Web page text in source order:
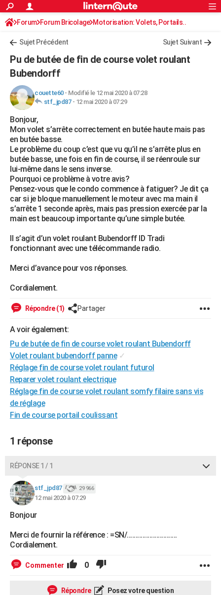
ACTUALITÉS
Politique
Société
Faits Divers
Education
Monde
Villes
+
Programme TV
TNTStreaming
Cinéma
Sorties cinéma
Musique
+FINANCE
Retraite
Impôts
Epargne
Immobilier
Risques naturels par ville
Banque
Assurance
Crédit
AUTO
Essais
Réserver un essai
Citadines
Berlines
SUV
Forum auto
HIGH-TECH
Mobiles
Meilleur smartphone
Internet
Ordinateurs
Jeux vidéo
Guide high-tech
BRICOLAGE
Forum
Aménagement intérieur
Extérieur
Cuisine
Salle de bains
Jardinage
Rangement
WEEK-END
Guides de France
Escapades
Patrimoine
Expositions
Musées
Week-end nature
+LIFESTYLE
Art de vivre
Bien-être
Loisirs
Mode
Modes de vie
SANTE
Alimentation
Guide de la santé
Maladies
Médicaments
Sommeil
VOYAGE
PHOTO
Carte de Noël
Carte Bonne année
Carte Saint-Valentin
Carte Pâques
Carte d'anniversaire
DICTIONNAIRE
Dictionnaire
Biographies
Citations
Expressions
Proverbes
PROGRAMME TV
COPAINS D'AVANT
S'inscrire
Se connecter
Lycées
Collèges
Primaires
Universités
Entreprises
Service militaire
Avis de recherche
AVIS DE DÉCÈS
FORUM
Bricolage
Lifestyle
Culture
Sport
Auto
Television
Voyage
Cinema
Rechercher
S'inscrire
Connexion
Forum Forum Bricolage Motorisation: Volets, Portails..
Sujet Précédent Sujet Suivant
Pu de butée de fin de course volet roulant
Bubendorff
couette60- Modifié le 12 mai 2020 à 07:28
stf_jpd87- 12 mai 2020 à 07:29
Bonjour,
Mon volet s’arrête correctement en butée haute mais pas
en butée basse.
Le problème du coup c’est que vu qu’il ne s’arrête plus en
butée basse, une fois en fin de course, il se réenroule sur
lui-même dans le sens inverse.
Pourquoi ce problème à votre avis?
Pensez-vous que le condo commence à fatiguer? Je dit ça
car si je bloque manuellement le moteur avec ma main il
s’arrête 1 seconde après, mais pas pression exercée par la
main est beaucoup importante qu’une simple butée.
Il s’agit d’un volet roulant Bubendorff ID Tradi
fonctionnant avec une télécommande radio.
Merci d’avance pour vos réponses.
Cordialement.
Répondre (1) Partager
A voir également:
Pu de butée de fin de course volet roulant Bubendorff
Volet roulant bubendorff panne ✓
Réglage fin de course volet roulant futurol
Reparer volet roulant electrique
Réglage fin de course volet roulant somfy filaire sans vis
de réglage
Fin de course portail coulissant
1 réponse
RÉPONSE 1 / 1
stf_jpd87 29 966
12 mai 2020 à 07:29
Bonjour
Merci de fournir la référence : =SN/.............................
Cordialement.
Commenter 0
Répondre Posez votre question